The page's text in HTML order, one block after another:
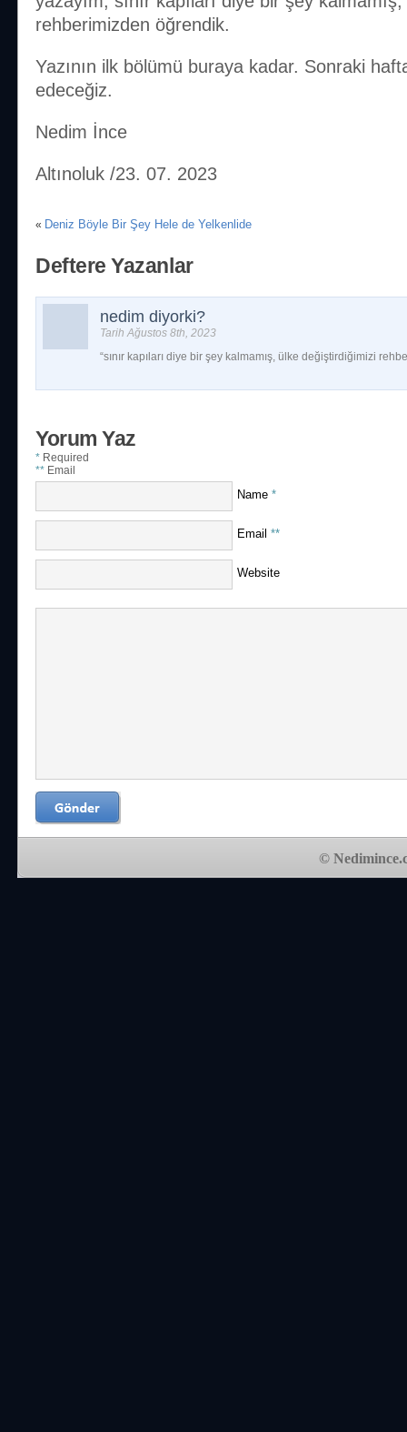
rehberimizden öğrendik.
Yazının ilk bölümü buraya kadar. Sonraki
edeceğiz.
Nedim İnce
Altınoluk /23. 07. 2023
« Deniz Böyle Bir Şey Hele de Yelkenlide
Deftere Yazanlar
nedim diyorki?
Tarih Ağustos 8th, 2023
“sınır kapıları diye bir şey kalmamış, ülke değiştirdiğimizi
Yorum Yaz
* Required
** Email
Name *
Email **
Website
©